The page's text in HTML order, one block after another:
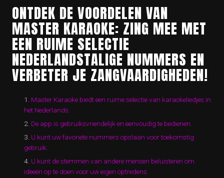
ONTDEK DE VOORDELEN VAN
MASTER KARAOKE: ZING MEE MET
EEN RUIME SELECTIE
NEDERLANDSTALIGE NUMMERS EN
VERBETER JE ZANGVAARDIGHEDEN!
Master Karaoke biedt een ruime selectie van karaokeliedjes in
het Nederlands.
De app is gebruiksvriendelijk en eenvoudig te bedienen.
U kunt uw favoriete nummers opslaan voor toekomstig
gebruik.
U kunt de stemmen van andere mensen beluisteren om
ideeën op te doen voor uw eigen optredens.